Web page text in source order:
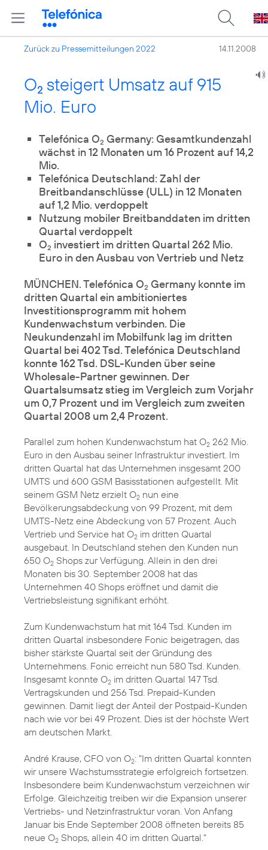
Zurück zu Pressemitteilungen 2022 14.11.2008
O2 steigert Umsatz auf 915
Mio. Euro
Telefónica O2 Germany: Gesamtkundenzahl
wächst in 12 Monaten um 16 Prozent auf 14,2
Mio.
Telefónica Deutschland: Zahl der
Breitbandanschlüsse (ULL) in 12 Monaten
auf 1,2 Mio. verdoppelt
Nutzung mobiler Breitbanddaten im dritten
Quartal verdoppelt
O2 investiert im dritten Quartal 262 Mio.
Euro in den Ausbau von Vertrieb und Netz
MÜNCHEN. Telefónica O2 Germany konnte im
dritten Quartal ein ambitioniertes
Investitionsprogramm mit hohem
Kundenwachstum verbinden. Die
Neukundenzahl im Mobilfunk lag im dritten
Quartal bei 402 Tsd. Telefónica Deutschland
konnte 162 Tsd. DSL-Kunden über seine
Wholesale-Partner gewinnen. Der
Quartalsumsatz stieg im Vergleich zum Vorjahr
um 0,7 Prozent und im Vergleich zum zweiten
Quartal 2008 um 2,4 Prozent.
Parallel zum hohen Kundenwachstum hat O2 262 Mio.
Euro in den Ausbau seiner Infrastruktur investiert. Im
dritten Quartal hat das Unternehmen insgesamt 200
UMTS und 600 GSM Basisstationen aufgestellt. Mit
seinem GSM Netz erzielt O2 nun eine
Bevölkerungsabdeckung von 99 Prozent, mit dem
UMTS-Netz eine Abdeckung von 57 Prozent. Auch
Vertrieb und Service hat O2 im dritten Quartal
ausgebaut. In Deutschland stehen den Kunden nun
650 O2 Shops zur Verfügung. Allein in den drei
Monaten bis 30. September 2008 hat das
Unternehmen 40 Shops eröffnet und damit die
Vertriebsleistung signifikant erhöht.
Zum Kundenwachstum hat mit 164 Tsd. Kunden im
dritten Quartal insbesondere Fonic beigetragen, das
bisher stärkste Quartal seit der Gründung des
Unternehmens. Fonic erreicht nun 580 Tsd. Kunden.
Insgesamt konnte O2 im dritten Quartal 147 Tsd.
Vertragskunden und 256 Tsd. Prepaid-Kunden
gewinnen. Damit liegt der Anteil der Postpaid-Kunden
nach wie vor bei 49 Prozent. Dies ist der höchste Wert
am deutschen Markt.
André Krause, CFO von O2: "Im dritten Quartal konnten
wir unsere Wachstumsstrategie erfolgreich fortsetzen.
Insbesondere beim Kundenwachstum verzeichnen wir
Erfolge. Gleichzeitig treiben wir die Expansion unserer
Vertriebs- und Netzinfrastruktur voran. Von Anfang
Januar bis Ende September 2008 öffneten bereits 85
neue O2 Shops, allein 40 im dritten Quartal."